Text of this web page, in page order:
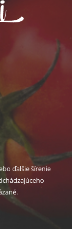
ďalšie šírenie